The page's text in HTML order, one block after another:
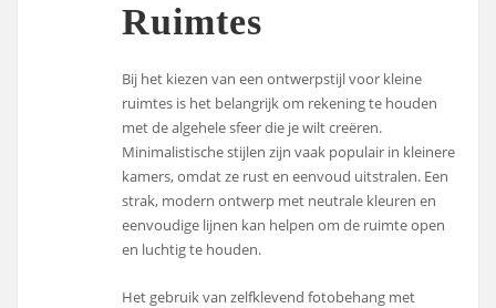
Ruimtes
Bij het kiezen van een ontwerpstijl voor kleine
ruimtes is het belangrijk om rekening te houden
met de algehele sfeer die je wilt creëren.
Minimalistische stijlen zijn vaak populair in kleinere
kamers, omdat ze rust en eenvoud uitstralen. Een
strak, modern ontwerp met neutrale kleuren en
eenvoudige lijnen kan helpen om de ruimte open
en luchtig te houden.
Het gebruik van zelfklevend fotobehang met